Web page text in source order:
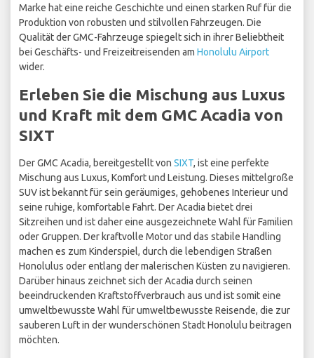
Marke hat eine reiche Geschichte und einen starken Ruf für die
Produktion von robusten und stilvollen Fahrzeugen. Die
Qualität der GMC-Fahrzeuge spiegelt sich in ihrer Beliebtheit
bei Geschäfts- und Freizeitreisenden am Honolulu Airport
wider.
Erleben Sie die Mischung aus Luxus
und Kraft mit dem GMC Acadia von
SIXT
Der GMC Acadia, bereitgestellt von SIXT, ist eine perfekte
Mischung aus Luxus, Komfort und Leistung. Dieses mittelgroße
SUV ist bekannt für sein geräumiges, gehobenes Interieur und
seine ruhige, komfortable Fahrt. Der Acadia bietet drei
Sitzreihen und ist daher eine ausgezeichnete Wahl für Familien
oder Gruppen. Der kraftvolle Motor und das stabile Handling
machen es zum Kinderspiel, durch die lebendigen Straßen
Honolulus oder entlang der malerischen Küsten zu navigieren.
Darüber hinaus zeichnet sich der Acadia durch seinen
beeindruckenden Kraftstoffverbrauch aus und ist somit eine
umweltbewusste Wahl für umweltbewusste Reisende, die zur
sauberen Luft in der wunderschönen Stadt Honolulu beitragen
möchten.